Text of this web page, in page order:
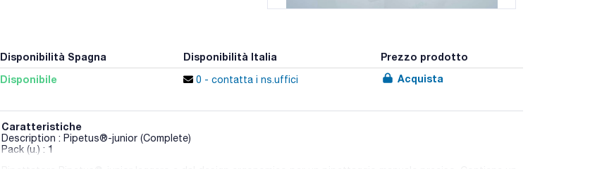
Disponibilità Spagna Disponibilità Italia Prezzo prodotto
Disponibile 0 - contatta i ns.uffici Acquista
Caratteristiche
Description : Pipetus®-junior (Complete)
Pack (u.) : 1